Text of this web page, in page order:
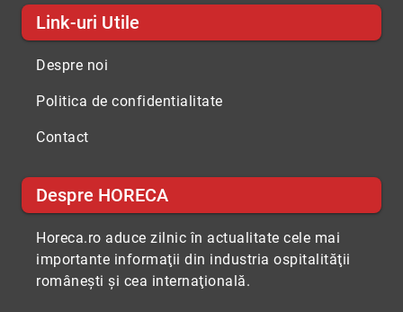
Link-uri Utile
Despre noi
Politica de confidentialitate
Contact
Despre HORECA
Horeca.ro aduce zilnic în actualitate cele mai
importante informaţii din industria ospitalităţii
româneşti şi cea internaţională.